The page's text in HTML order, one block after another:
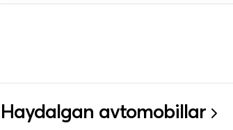
Haydalgan avtomobillar